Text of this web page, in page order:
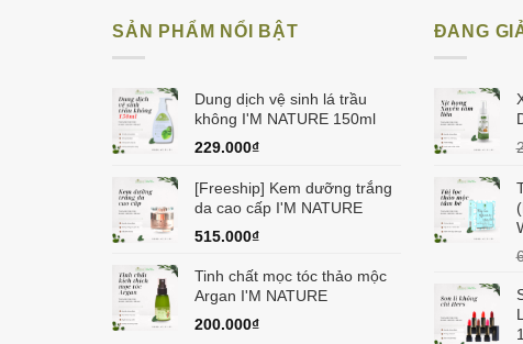
SẢN PHẨM NỔI BẬT
Dung dịch vệ sinh lá trầu
không I'M NATURE 150ml
229.000₫
[Freeship] Kem dưỡng trắng
da cao cấp I'M NATURE
515.000₫
Tinh chất mọc tóc thảo mộc
Argan I'M NATURE
200.000₫
ĐANG